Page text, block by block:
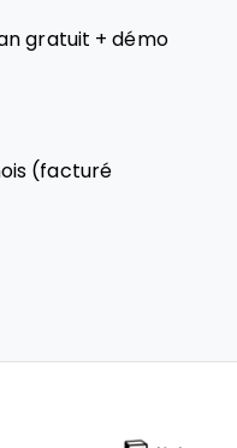
gratuit + démo
(facturé